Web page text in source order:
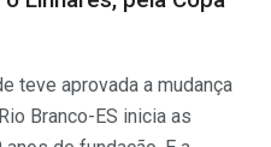
teve aprovada a mudança
Branco-ES inicia as